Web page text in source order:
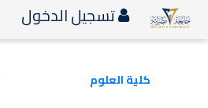
تسجيل الدخول
كلية العلوم